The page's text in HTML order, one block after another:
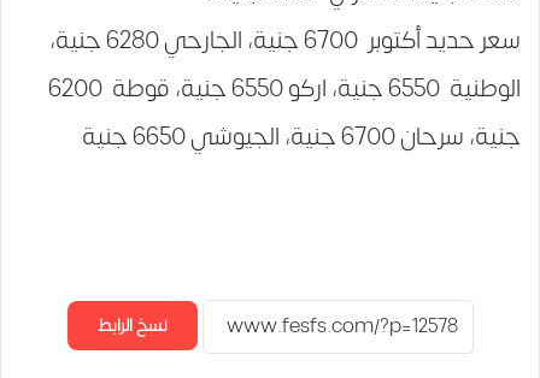
سعر حديد أكتوبر 6700 جنية، الجارحي 6280 جنية،
الوطنية 6550 جنية، اركو 6550 جنية، قوطة 6200
جنية، سرحان 6700 جنية، الجيوشي 6650 جنية
نسخ الرابط